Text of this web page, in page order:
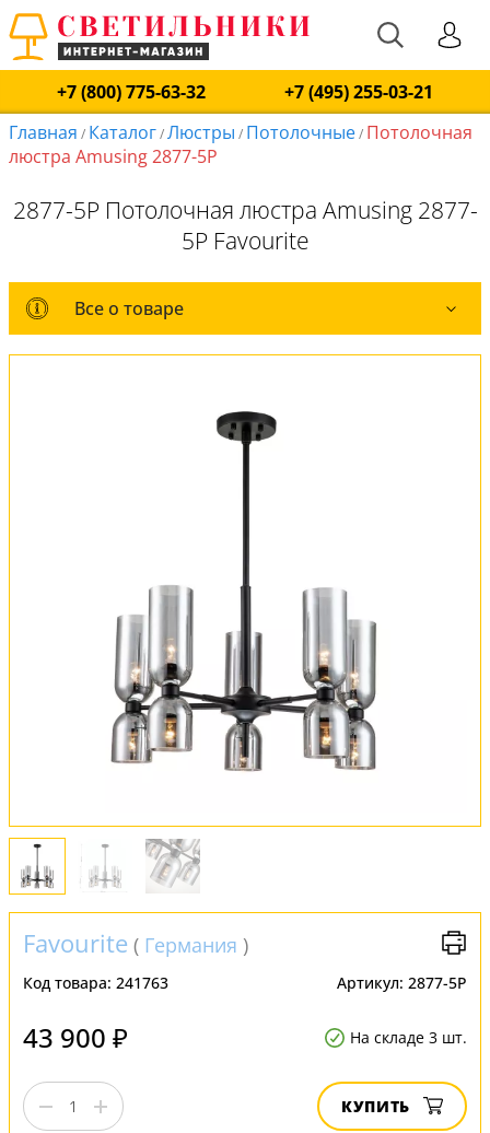
+7 (800) 775-63-32
+7 (495) 255-03-21
Главная / Каталог/Люстры / Потолочные/ Потолочная
люстра Amusing 2877-5P
2877-5P Потолочная люстра Amusing 2877-
5P Favourite
Все о товаре
Все о товаре
Комплект лампочек
Установка
Отзывы
Favourite ( Германия )
Код товара: 241763 Артикул: 2877-5P
43 900 ₽ На складе 3 шт.
КУПИТЬ